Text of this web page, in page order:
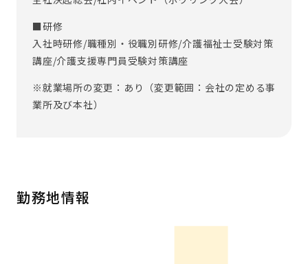
■研修
入社時研修/職種別・役職別研修/介護福祉士受験対策
講座/介護支援専門員受験対策講座
※就業場所の変更：あり（変更範囲：会社の定める事
業所及び本社）
勤務地情報